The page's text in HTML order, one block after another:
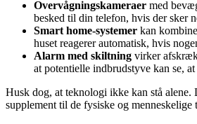
Overvågningskameraer med
besked til din telefon, hvis der sker
Smart home-systemer kan
huset reagerer automatisk, hvis
Alarm med skiltning virker
at potentielle indbrudstyve kan se,
Husk dog, at teknologi ikke kan stå alene.
supplement til de fysiske og menneskelige